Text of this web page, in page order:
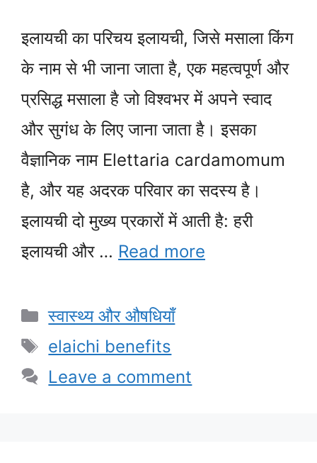
इलायची का परिचय इलायची, जिसे मसाला किंग
के नाम से भी जाना जाता है, एक महत्वपूर्ण और
प्रसिद्ध मसाला है जो विश्वभर में अपने स्वाद
और सुगंध के लिए जाना जाता है। इसका
वैज्ञानिक नाम Elettaria cardamomum
है, और यह अदरक परिवार का सदस्य है।
इलायची दो मुख्य प्रकारों में आती है: हरी
इलायची और … Read more
Categories
स्वास्थ्य और औषधियाँ
Tags
elaichi benefits
Leave a comment